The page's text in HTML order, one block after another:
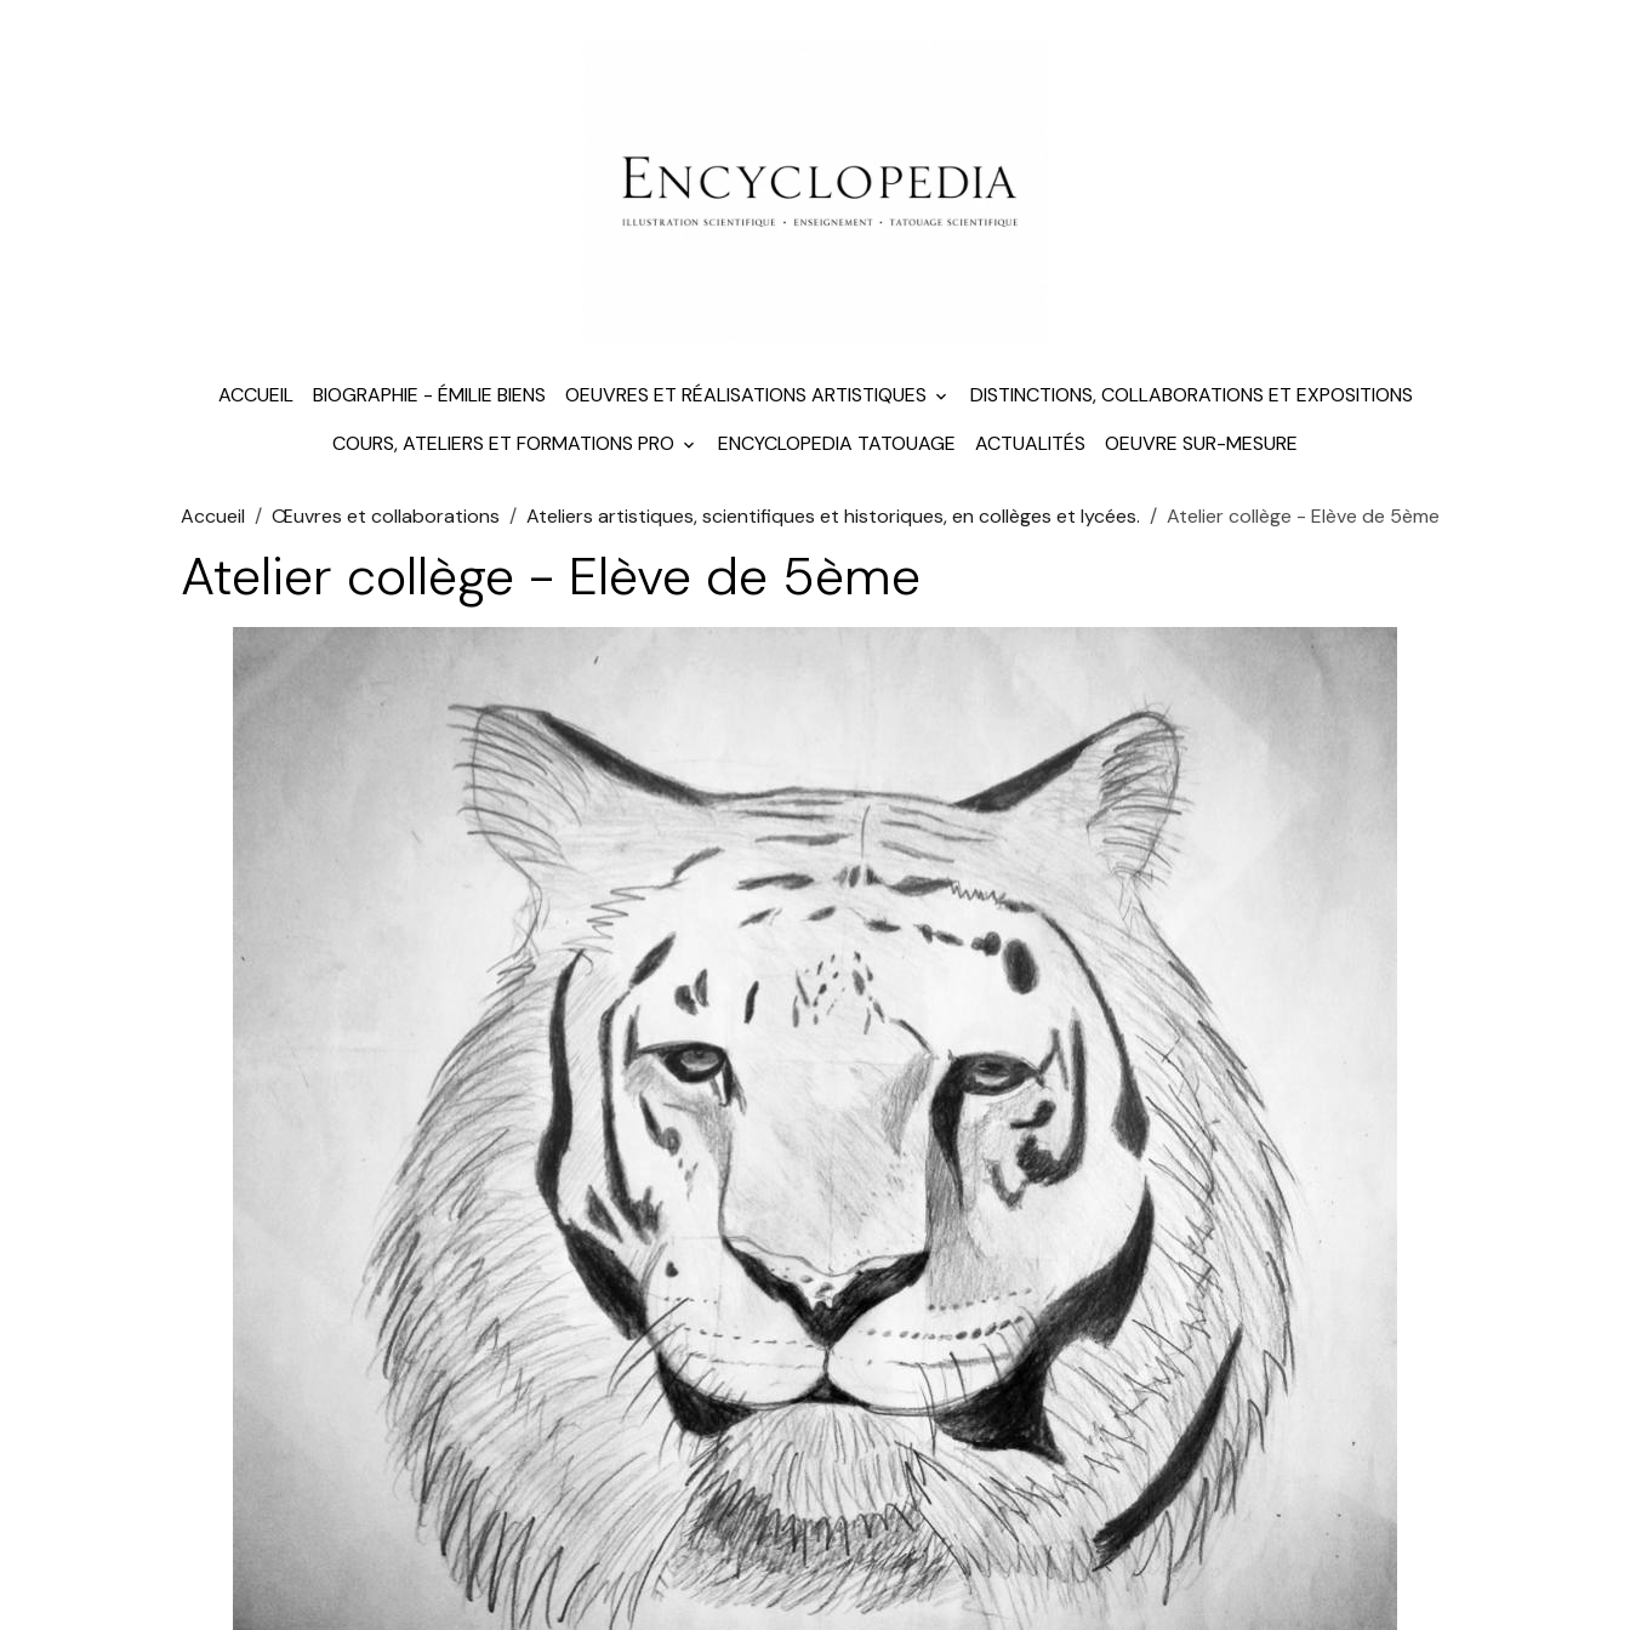
ACCUEIL BIOGRAPHIE - ÉMILIE BIENS OEUVRES ET RÉALISATIONS ARTISTIQUES
DISTINCTIONS, COLLABORATIONS ET EXPOSITIONS
COURS, ATELIERS ET FORMATIONS PRO
ENCYCLOPEDIA TATOUAGE ACTUALITÉS OEUVRE SUR-MESURE
Accueil Œuvres et collaborations Ateliers artistiques, scientifiques et historiques, en collèges et lycées. Atelier collège - Elève de 5ème
Atelier collège - Elève de 5ème